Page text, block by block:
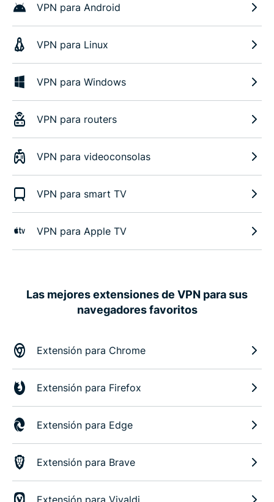
VPN para Android
VPN para Linux
VPN para Windows
VPN para routers
VPN para videoconsolas
VPN para smart TV
VPN para Apple TV
Las mejores extensiones de VPN para sus
navegadores favoritos
Extensión para Chrome
Extensión para Firefox
Extensión para Edge
Extensión para Brave
Extensión para Vivaldi